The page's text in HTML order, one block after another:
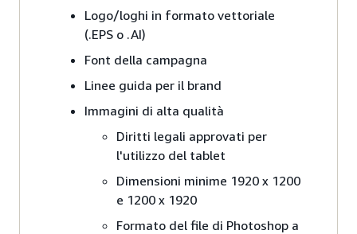
Logo/loghi in formato vettoriale
(.EPS o .AI)
Font della campagna
Linee guida per il brand
Immagini di alta qualità
Diritti legali approvati per
l'utilizzo del tablet
Dimensioni minime 1920 x 1200
e 1200 x 1920
Formato del file di Photoshop a